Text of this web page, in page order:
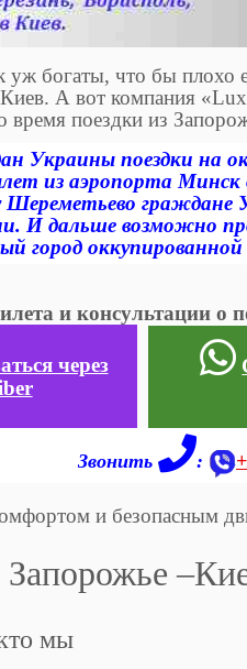
уж богаты, что бы плохо
А вот компания
время поездки из
Украины поездки на
из аэропорта Минск
Шереметьево
И дальше возможно
город
и консультации о
через
Звонить :
и безопасным
Запорожье
мы